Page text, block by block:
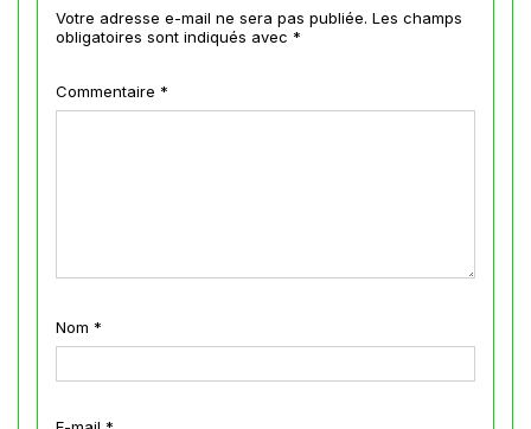
Votre adresse e-mail ne sera pas publiée. Les champs
obligatoires sont indiqués avec *
Commentaire *
Nom *